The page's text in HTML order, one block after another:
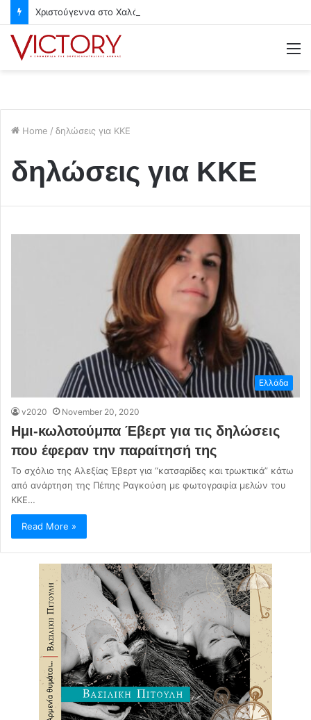
Home / δηλώσεις για ΚΚΕ
δηλώσεις για ΚΚΕ
Ελλάδα
v2020 November 20, 2020
Ημι-κωλοτούμπα Έβερτ για τις δηλώσεις
που έφεραν την παραίτησή της
Το σχόλιο της Αλεξίας Έβερτ για “κατσαρίδες και τρωκτικά” κάτω
από ανάρτηση της Πέπης Ραγκούση με φωτογραφία μελών του
ΚΚΕ…
Read More »